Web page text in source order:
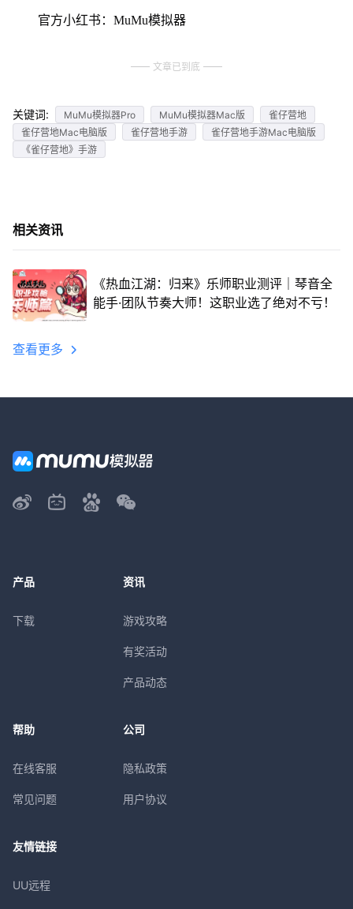
官方小红书：MuMu模拟器
文章已到底
关键词: MuMu模拟器Pro MuMu模拟器Mac版
雀仔营地
雀仔营地Mac电脑版
雀仔营地手游
雀仔营地手游Mac电脑版
《雀仔营地》手游
相关资讯
《热血江湖：归来》乐师职业测评｜琴音全
能手·团队节奏大师！这职业选了绝对不亏！
查看更多
产品
下载
资讯
游戏攻略
有奖活动
产品动态
帮助
在线客服
常见问题
公司
隐私政策
用户协议
友情链接
UU远程